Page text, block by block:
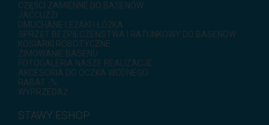
CZĘŚCI ZAMIENNE DO BASENÓW
JACCUZZI
DMUCHANE LEŻAKI I ŁÓŻKA
SPRZĘT BEZPIECZEŃSTWA I RATUNKOWY DO BASENÓW
KOSIARKI ROBOTYCZNE
ZIMOWANIE BASENU
FOTOGALERIA NASZE REALIZACJE
AKCESORIA DO OCZKA WODNEGO
RABAT -%
WYPRZEDAŻ
STAWY ESHOP